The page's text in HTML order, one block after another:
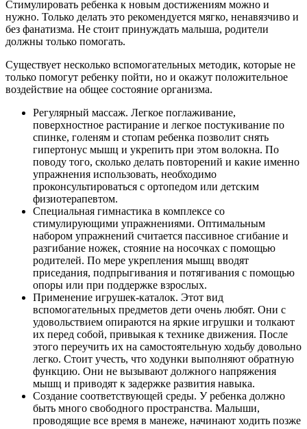
Стимулировать ребенка к новым достижениям можно и
нужно. Только делать это рекомендуется мягко, ненавязчиво и
без фанатизма. Не стоит принуждать малыша, родители
должны только помогать.
Существует несколько вспомогательных методик, которые не
только помогут ребенку пойти, но и окажут положительное
воздействие на общее состояние организма.
Регулярный массаж. Легкое поглаживание,
поверхностное растирание и легкое постукивание по
спинке, голеням и стопам ребенка позволит снять
гипертонус мышц и укрепить при этом волокна. По
поводу того, сколько делать повторений и какие именно
упражнения использовать, необходимо
проконсультироваться с ортопедом или детским
физиотерапевтом.
Специальная гимнастика в комплексе со
стимулирующими упражнениями. Оптимальным
набором упражнений считается пассивное сгибание и
разгибание ножек, стояние на носочках с помощью
родителей. По мере укрепления мышц вводят
приседания, подпрыгивания и потягивания с помощью
опоры или при поддержке взрослых.
Применение игрушек-каталок. Этот вид
вспомогательных предметов дети очень любят. Они с
удовольствием опираются на яркие игрушки и толкают
их перед собой, привыкая к технике движения. После
этого переучить их на самостоятельную ходьбу довольно
легко. Стоит учесть, что ходунки выполняют обратную
функцию. Они не вызывают должного напряжения
мышц и приводят к задержке развития навыка.
Создание соответствующей среды. У ребенка должно
быть много свободного пространства. Малыши,
проводящие все время в манеже, начинают ходить позже